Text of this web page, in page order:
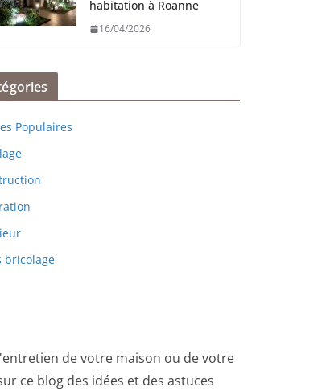
habitation à Roanne
16/04/2026
Populaires
bricolage
de votre maison ou de votre
ce blog des idées et des astuces